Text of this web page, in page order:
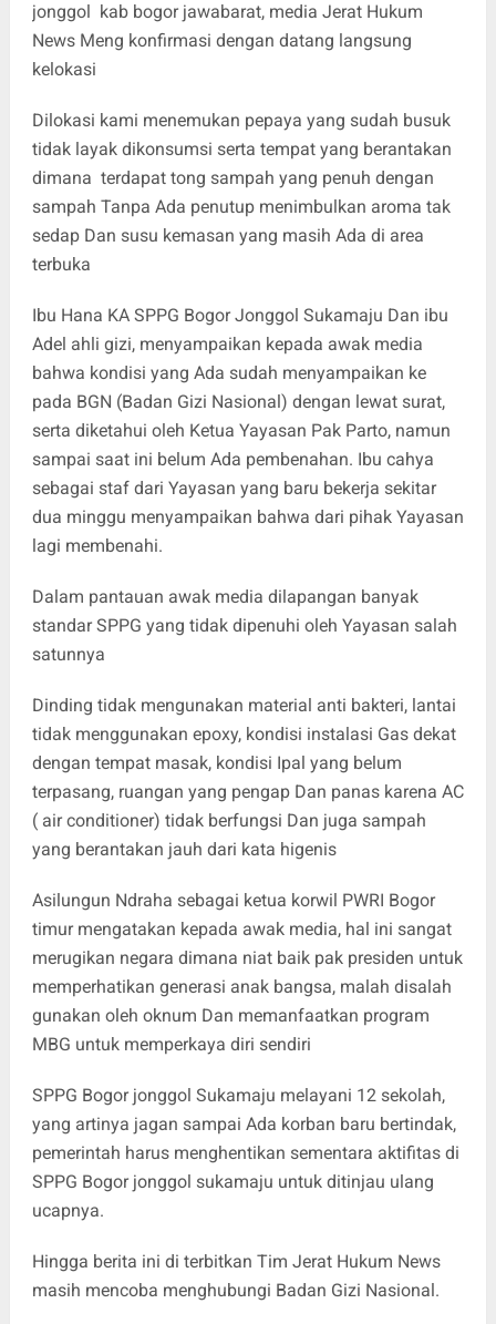
jonggol kab bogor jawabarat, media Jerat Hukum
News Meng konfirmasi dengan datang langsung
kelokasi
Dilokasi kami menemukan pepaya yang sudah busuk
tidak layak dikonsumsi serta tempat yang berantakan
dimana terdapat tong sampah yang penuh dengan
sampah Tanpa Ada penutup menimbulkan aroma tak
sedap Dan susu kemasan yang masih Ada di area
terbuka
Ibu Hana KA SPPG Bogor Jonggol Sukamaju Dan ibu
Adel ahli gizi, menyampaikan kepada awak media
bahwa kondisi yang Ada sudah menyampaikan ke
pada BGN (Badan Gizi Nasional) dengan lewat surat,
serta diketahui oleh Ketua Yayasan Pak Parto, namun
sampai saat ini belum Ada pembenahan. Ibu cahya
sebagai staf dari Yayasan yang baru bekerja sekitar
dua minggu menyampaikan bahwa dari pihak Yayasan
lagi membenahi.
Dalam pantauan awak media dilapangan banyak
standar SPPG yang tidak dipenuhi oleh Yayasan salah
satunnya
Dinding tidak mengunakan material anti bakteri, lantai
tidak menggunakan epoxy, kondisi instalasi Gas dekat
dengan tempat masak, kondisi Ipal yang belum
terpasang, ruangan yang pengap Dan panas karena AC
( air conditioner) tidak berfungsi Dan juga sampah
yang berantakan jauh dari kata higenis
Asilungun Ndraha sebagai ketua korwil PWRI Bogor
timur mengatakan kepada awak media, hal ini sangat
merugikan negara dimana niat baik pak presiden untuk
memperhatikan generasi anak bangsa, malah disalah
gunakan oleh oknum Dan memanfaatkan program
MBG untuk memperkaya diri sendiri
SPPG Bogor jonggol Sukamaju melayani 12 sekolah,
yang artinya jagan sampai Ada korban baru bertindak,
pemerintah harus menghentikan sementara aktifitas di
SPPG Bogor jonggol sukamaju untuk ditinjau ulang
ucapnya.
Hingga berita ini di terbitkan Tim Jerat Hukum News
masih mencoba menghubungi Badan Gizi Nasional.